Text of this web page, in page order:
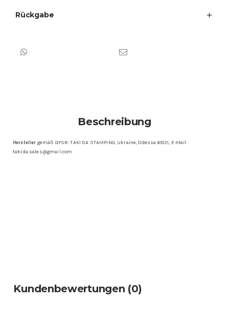
Rückgabe
Beschreibung
Hersteller gemäß GPSR: TAKI DA STAMPING, Ukraine, Odessa 65121, E-Mail:
takida.sales@gmail.com
Kundenbewertungen (0)